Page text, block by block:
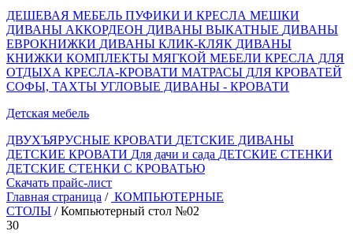
ДЕШЕВАЯ МЕБЕЛЬ ПУФИКИ И КРЕСЛА МЕШКИ
ДИВАНЫ АККОРДЕОН ДИВАНЫ ВЫКАТНЫЕ ДИВАНЫ
ЕВРОКНИЖКИ ДИВАНЫ КЛИК-КЛЯК ДИВАНЫ
КНИЖКИ КОМПЛЕКТЫ МЯГКОЙ МЕБЕЛИ КРЕСЛА ДЛЯ
ОТДЫХА КРЕСЛА-КРОВАТИ МАТРАСЫ ДЛЯ КРОВАТЕЙ
СОФЫ, ТАХТЫ УГЛОВЫЕ ДИВАНЫ - КРОВАТИ
Детская мебель
ДВУХЪЯРУСНЫЕ КРОВАТИ ДЕТСКИЕ ДИВАНЫ
ДЕТСКИЕ КРОВАТИ Для дачи и сада ДЕТСКИЕ СТЕНКИ
ДЕТСКИЕ СТЕНКИ С КРОВАТЬЮ
Скачать прайс-лист
Главная страница / КОМПЬЮТЕРНЫЕ
СТОЛЫ / Компьютерный стол №02
30